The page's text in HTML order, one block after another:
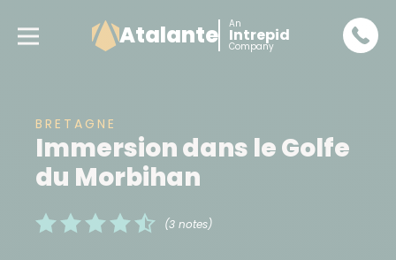
Atalante An
Intrepid
Company
BRETAGNE
Immersion dans le Golfe
du Morbihan
(3 notes)